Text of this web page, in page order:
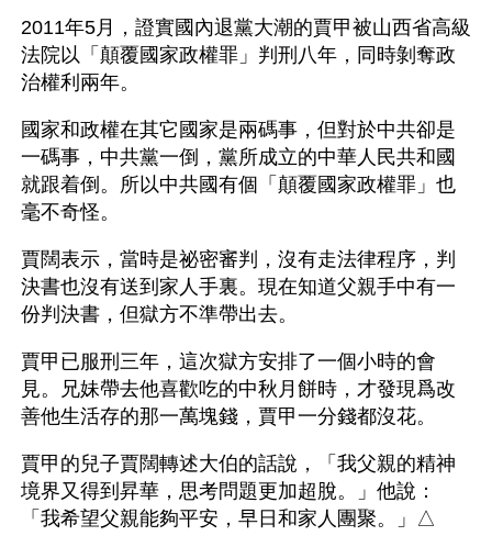
2011年5月，證實國內退黨大潮的賈甲被山西省高級
法院以「顛覆國家政權罪」判刑八年，同時剝奪政
治權利兩年。
國家和政權在其它國家是兩碼事，但對於中共卻是
一碼事，中共黨一倒，黨所成立的中華人民共和國
就跟着倒。所以中共國有個「顛覆國家政權罪」也
毫不奇怪。
賈闊表示，當時是祕密審判，沒有走法律程序，判
決書也沒有送到家人手裏。現在知道父親手中有一
份判決書，但獄方不準帶出去。
賈甲已服刑三年，這次獄方安排了一個小時的會
見。兄妹帶去他喜歡吃的中秋月餅時，才發現爲改
善他生活存的那一萬塊錢，賈甲一分錢都沒花。
賈甲的兒子賈闊轉述大伯的話說，「我父親的精神
境界又得到昇華，思考問題更加超脫。」他說：
「我希望父親能夠平安，早日和家人團聚。」△